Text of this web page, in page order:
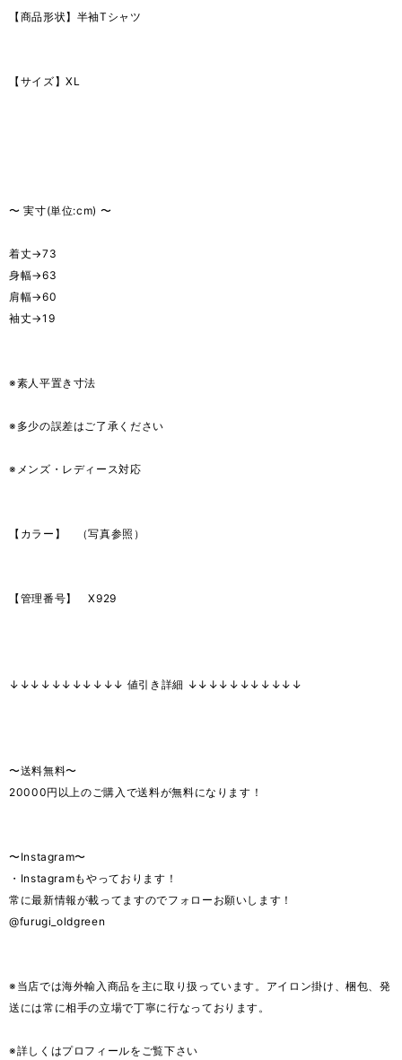
【商品形状】半袖Tシャツ
【サイズ】XL
〜 実寸(単位:cm) 〜
着丈→73
身幅→63
肩幅→60
袖丈→19
※素人平置き寸法
※多少の誤差はご了承ください
※メンズ・レディース対応
【カラー】 （写真参照）
【管理番号】 X929
↓↓↓↓↓↓↓↓↓↓↓ 値引き詳細 ↓↓↓↓↓↓↓↓↓↓↓
〜送料無料〜
20000円以上のご購入で送料が無料になります！
〜Instagram〜
・Instagramもやっております！
常に最新情報が載ってますのでフォローお願いします！
@furugi_oldgreen
※当店では海外輸入商品を主に取り扱っています。アイロン掛け、梱包、発
送には常に相手の立場で丁寧に行なっております。
※詳しくはプロフィールをご覧下さい